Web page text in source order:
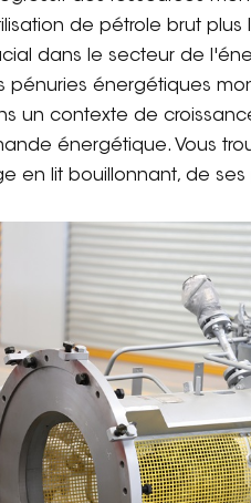
de pétrole brut
dans le secteur de
pénuries énergétiques
un contexte de
énergétique. Vous
en lit bouillonnant, de